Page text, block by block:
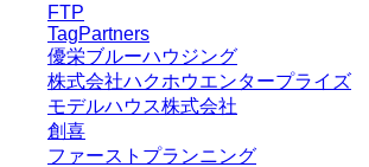
FTP
TagPartners
優栄ブルーハウジング
株式会社ハクホウエンタープライズ
モデルハウス株式会社
創喜
ファーストプランニング